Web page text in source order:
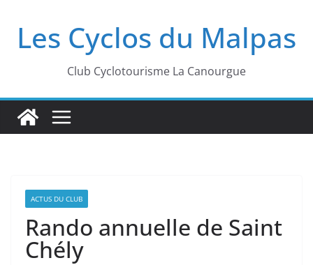
contenu
Les Cyclos du Malpas
Club Cyclotourisme La Canourgue
ACTUS DU CLUB
Rando annuelle de Saint
Chély